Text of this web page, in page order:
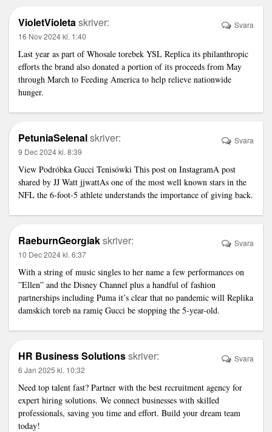
VioletVioletaskriver:
16 Nov 2024 kl. 1:40
Last year as part ofWhosale torebek YSL Replica its philanthropic
efforts the brand also donated a portion of its proceeds from May
through March to Feeding America to help relieve nationwide
hunger.
Svara
PetuniaSelenalskriver:
9 Dec 2024 kl. 8:39
View Podróbka Gucci Tenisówki This post on InstagramA post
shared by JJ Watt jjwattAs one of the most well known stars in the
NFL the 6-foot-5 athlete understands the importance of giving back.
Svara
RaeburnGeorgiakskriver:
10 Dec 2024 kl. 6:37
With a string of music singles to her name a few performances on
”Ellen” and the Disney Channel plus a handful of fashion
partnerships including Puma it’s clear that no pandemic will Replika
damskich toreb na ramię Gucci be stopping the 5-year-old.
Svara
HR Business Solutionsskriver:
6 Jan 2025 kl. 10:32
Need top talent fast? Partner with the best recruitment agency for
expert hiring solutions. We connect businesses with skilled
professionals, saving you time and effort. Build your dream team
today!
Svara